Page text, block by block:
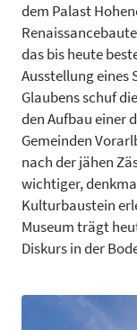
dem Palast
das bis heute
Ausstellung eines
Glaubens schuf
den Aufbau einer
Gemeinden
nach der jähen
wichtiger,
Kulturbaustein
Museum trägt
Diskurs in der